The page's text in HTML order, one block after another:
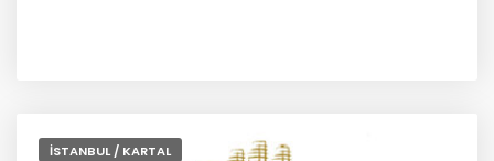
İSTANBUL / KARTAL